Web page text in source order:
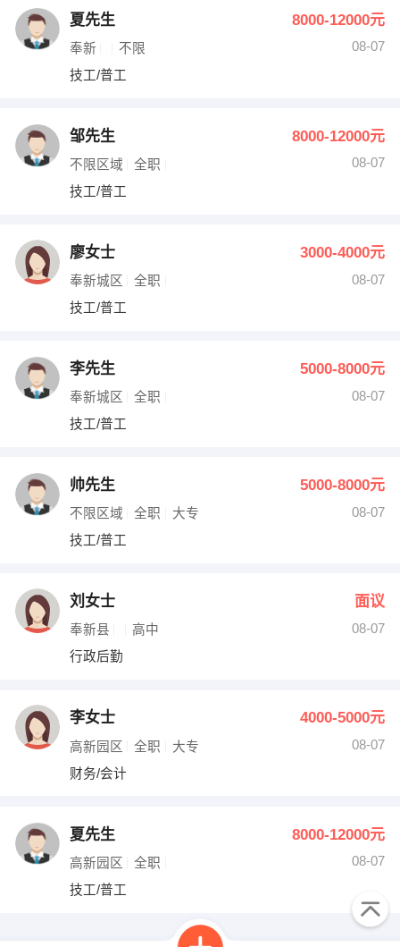
夏先生 8000-12000元
奉新 不限
08-07
技工/普工
邹先生 8000-12000元
不限区域 全职
08-07
技工/普工
廖女士 3000-4000元
奉新城区 全职
08-07
技工/普工
李先生 5000-8000元
奉新城区 全职
08-07
技工/普工
帅先生 5000-8000元
不限区域 全职 大专
08-07
技工/普工
刘女士 面议
奉新县 高中
08-07
行政后勤
李女士 4000-5000元
高新园区 全职 大专
08-07
财务/会计
夏先生 8000-12000元
高新园区 全职
08-07
技工/普工